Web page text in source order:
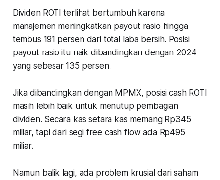
Dividen ROTI terlihat bertumbuh karena
manajemen meningkatkan payout rasio hingga
tembus 191 persen dari total laba bersih. Posisi
payout rasio itu naik dibandingkan dengan 2024
yang sebesar 135 persen.
Jika dibandingkan dengan MPMX, posisi cash ROTI
masih lebih baik untuk menutup pembagian
dividen. Secara kas setara kas memang Rp345
miliar, tapi dari segi free cash flow ada Rp495
miliar.
Namun balik lagi, ada problem krusial dari saham